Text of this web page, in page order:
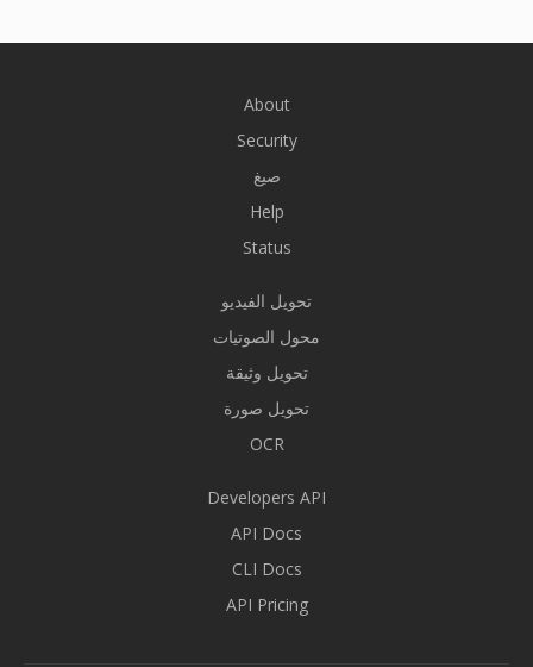
About
Security
صيغ
Help
Status
تحويل الفيديو
محول الصوتيات
تحويل وثيقة
تحويل صورة
OCR
Developers API
API Docs
CLI Docs
API Pricing